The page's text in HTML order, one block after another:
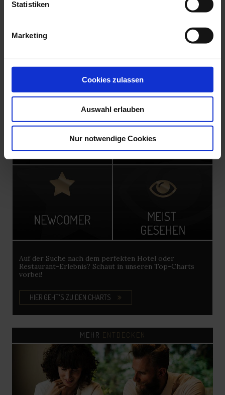
Statistiken
Marketing
Cookies zulassen
Auswahl erlauben
Nur notwendige Cookies
Hotel und Restaurant
Top-Charts
Auf der Suche nach dem perfekten Hotel oder
Restaurant-Erlebnis? Schaut in unseren Top-Charts
vorbei!
HIER GEHT'S ZU DEN CHARTS
MEHR ENTDECKEN